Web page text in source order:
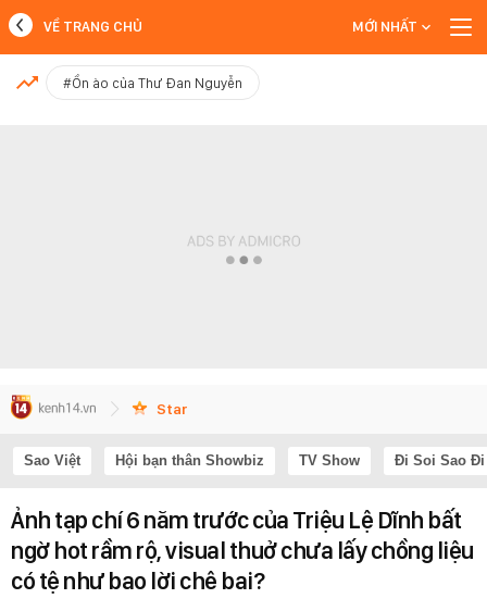
MỚI NHẤT
VỀ TRANG CHỦ MỚI NHẤT
#Ồn ào của Thư Đan Nguyễn
Star
Sao Việt Hội bạn thân Showbiz TV Show Đi Soi Sao Đi
Ảnh tạp chí 6 năm trước của Triệu Lệ Dĩnh bất
ngờ hot rầm rộ, visual thuở chưa lấy chồng liệu
có tệ như bao lời chê bai?